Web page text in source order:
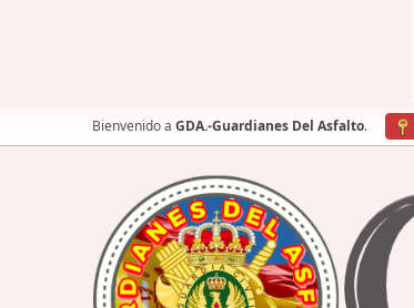
Bienvenido a GDA.-Guardianes Del Asfalto.